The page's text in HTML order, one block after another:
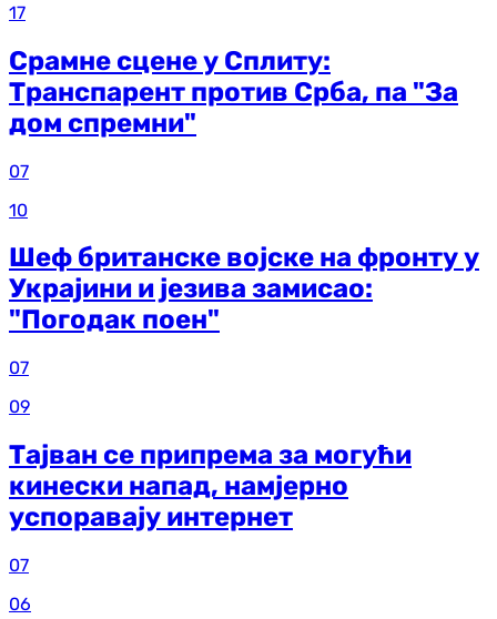
17
Срамне сцене у Сплиту:
Транспарент против Срба, па "За
дом спремни"
07
10
Шеф британске војске на фронту у
Украјини и језива замисао:
"Погодак поен"
07
09
Тајван се припрема за могући
кинески напад, намјерно
успоравају интернет
07
06